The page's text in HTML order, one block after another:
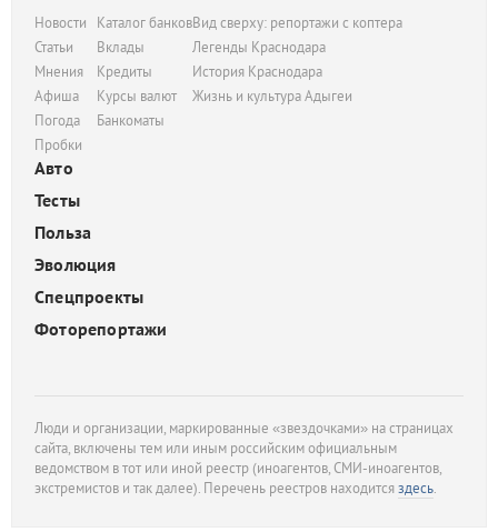
Новости
Статьи
Мнения
Афиша
Погода
Пробки
Каталог банков
Вклады
Кредиты
Курсы валют
Банкоматы
Вид сверху: репортажи с коптера
Легенды Краснодара
История Краснодара
Жизнь и культура Адыгеи
Авто
Тесты
Польза
Эволюция
Спецпроекты
Фоторепортажи
Люди и организации, маркированные «звездочками» на страницах
сайта, включены тем или иным российским официальным
ведомством в тот или иной реестр (иноагентов, СМИ-иноагентов,
экстремистов и так далее). Перечень реестров находитсяздесь.